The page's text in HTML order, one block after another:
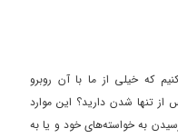
که خیلی از ما با آن روبرو
تنها شدن دارید؟ این موارد
به خواسته‌های خود و یا به